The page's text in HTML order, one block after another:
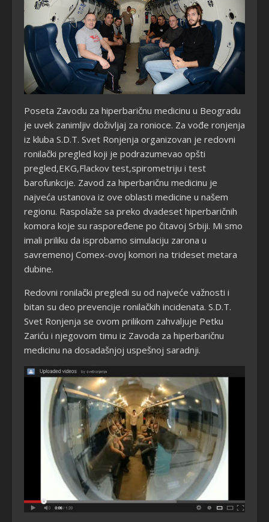
Poseta Zavodu za hiperbaričnu medicinu u Beogradu
je uvek zanimljiv doživljaj za ronioce. Za vođe ronjenja
iz kluba S.D.T. Svet Ronjenja organizovan je redovni
ronilački pregled koji je podrazumevao opšti
pregled,EKG,Flackov test,spirometriju i test
barofunkcije. Zavod za hiperbaričnu medicinu je
najveća ustanova iz ove oblasti medicine u našem
regionu. Raspolaže sa preko dvadeset hiperbaričnih
komora koje su raspoređene po čitavoj Srbiji. Mi smo
imali priliku da isprobamo simulaciju zarona u
savremenoj Comex-ovoj komori na trideset metara
dubine.
Redovni ronilački pregledi su od najveće važnosti i
bitan su deo prevencije ronilačkih incidenata. S.D.T.
Svet Ronjenja se ovom prilikom zahvaljuje Petku
Zariću i njegovom timu iz Zavoda za hiperbaričnu
medicinu na dosadašnjoj uspešnoj saradnji.